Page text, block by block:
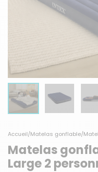
Accueil/Matelas gonflable/
Matelas
Large 2